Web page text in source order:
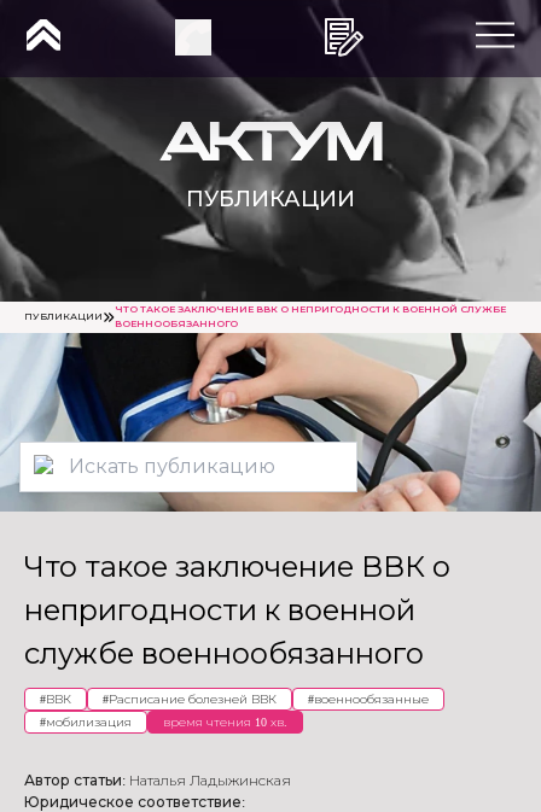
ПУБЛИКАЦИИ
ПУБЛИКАЦИИ
ЧТО ТАКОЕ ЗАКЛЮЧЕНИЕ ВВК О НЕПРИГОДНОСТИ К ВОЕННОЙ СЛУЖБЕ
ВОЕННООБЯЗАННОГО
Что такое заключение ВВК о
непригодности к военной
службе военнообязанного
#ВВК #Расписание болезней ВВК #военнообязанные
#мобилизация время чтения 10 хв.
Автор статьи: Наталья Ладыжинская
Юридическое соответствие: